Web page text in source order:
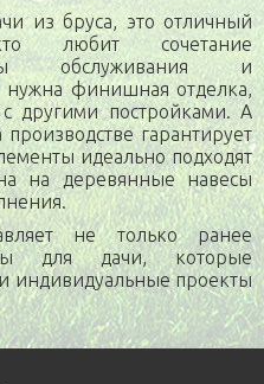
из бруса, это отличный
любит сочетание
обслуживания и
нужна финишная отделка,
другими постройками. А
гарантирует
идеально подходят
на деревянные навесы
не только ранее
для дачи, которые
индивидуальные проекты